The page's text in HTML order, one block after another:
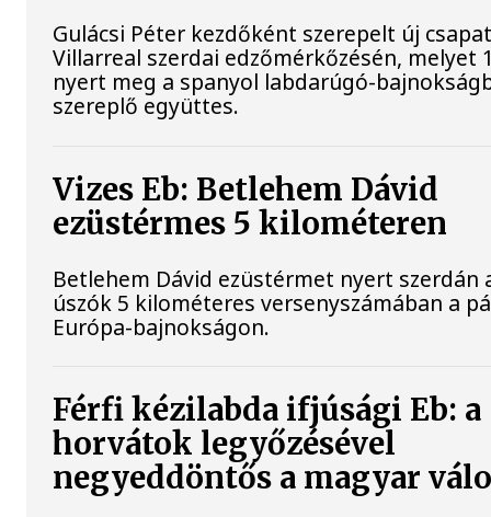
Gulácsi Péter kezdőként szerepelt új
Villarreal szerdai edzőmérkőzésén, melyet
nyert meg a spanyol labdarúgó-
szereplő együttes.
Vizes Eb: Betlehem Dávid
ezüstérmes 5 kilométeren
Betlehem Dávid ezüstérmet nyert szerdán
úszók 5 kilométeres versenyszámában a
Európa-bajnokságon.
Férfi kézilabda ifjúsági Eb: a
horvátok legyőzésével
negyeddöntős a magyar